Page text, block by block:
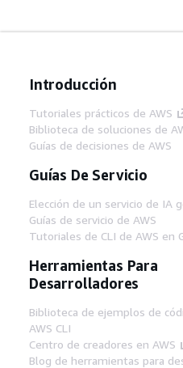
Introducción
Tutoriales prácticos de AWS
Biblioteca de soluciones de
Guías de decisiones de AWS
Guías De Servicio
Elección de un servicio de IA
Guías de servicio de AWS
Tutoriales de CLI de AWS en
Herramientas Para
Desarrolladores
Biblioteca de ejemplos de
AWS CLI
Centro de creadores en AWS
Blog de herramientas para